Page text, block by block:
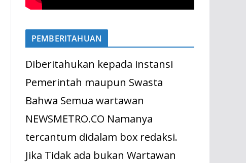
PEMBERITAHUAN
Diberitahukan kepada instansi
Pemerintah maupun Swasta
Bahwa Semua wartawan
NEWSMETRO.CO Namanya
tercantum didalam box redaksi.
Jika Tidak ada bukan Wartawan